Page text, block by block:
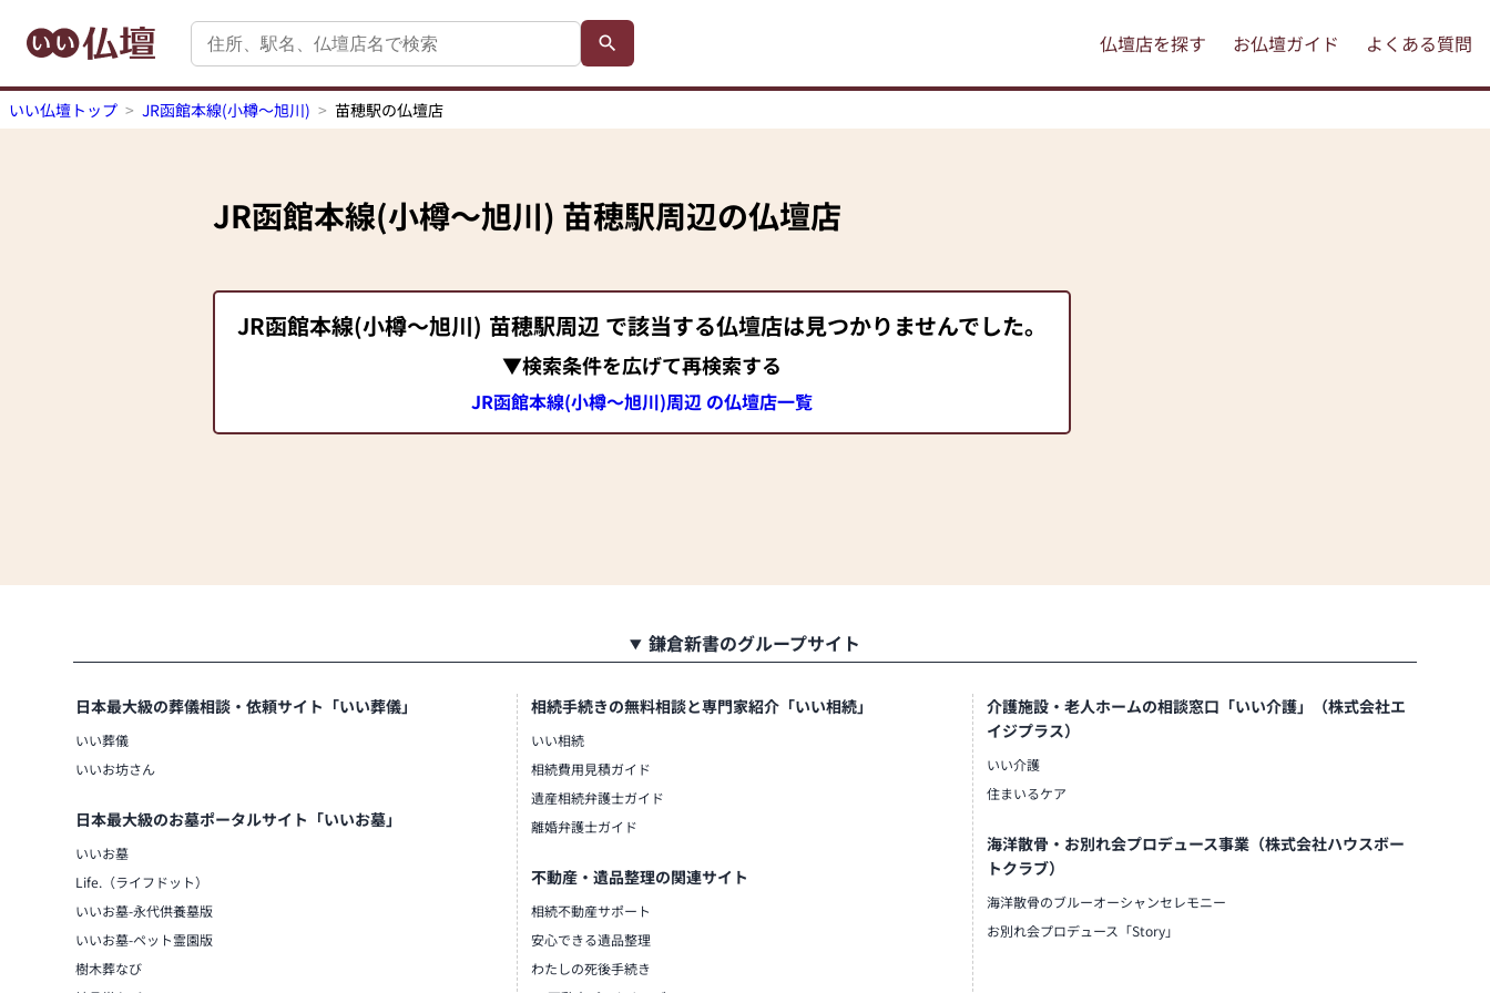
仏壇店を探す お仏壇ガイド よくある質問
いい仏壇トップ JR函館本線(小樽～旭川) 苗穂駅の仏壇店
JR函館本線(小樽～旭川) 苗穂駅周辺の仏壇店
JR函館本線(小樽～旭川) 苗穂駅周辺 で該当する仏壇店は見つかりませんでした。
▼検索条件を広げて再検索する
JR函館本線(小樽～旭川)周辺 の仏壇店一覧
鎌倉新書のグループサイト
日本最大級の葬儀相談・依頼サイト「いい葬儀」
いい葬儀
いいお坊さん
日本最大級のお墓ポータルサイト「いいお墓」
いいお墓
Life.（ライフドット）
いいお墓-永代供養墓版
いいお墓-ペット霊園版
樹木葬なび
相続手続きの無料相談と専門家紹介「いい相続」
いい相続
相続費用見積ガイド
遺産相続弁護士ガイド
離婚弁護士ガイド
不動産・遺品整理の関連サイト
相続不動産サポート
安心できる遺品整理
わたしの死後手続き
介護施設・老人ホームの相談窓口「いい介護」（株式会社エ
イジプラス）
いい介護
住まいるケア
海洋散骨・お別れ会プロデュース事業（株式会社ハウスボー
トクラブ）
海洋散骨のブルーオーシャンセレモニー
お別れ会プロデュース「Story」